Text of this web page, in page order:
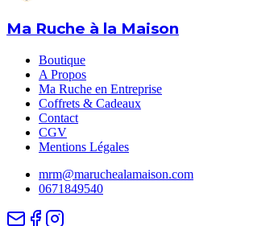
Ma Ruche à la Maison
Boutique
A Propos
Ma Ruche en Entreprise
Coffrets & Cadeaux
Contact
CGV
Mentions Légales
mrm@maruchealamaison.com
0671849540